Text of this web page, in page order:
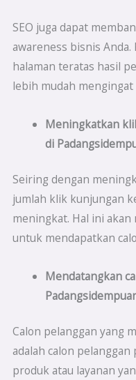
SEO juga dapat
awareness bisnis
halaman teratas hasil
lebih mudah mengingat
Meningkatkan
di
Seiring dengan
jumlah klik kunjungan
meningkat. Hal ini
untuk mendapatkan
Mendatangkan
Calon pelanggan yang
adalah calon
produk atau layanan